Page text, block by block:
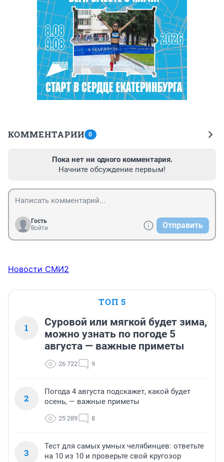
КОММЕНТАРИИ 0
Пока нет ни одного комментария.
Начните обсуждение первым!
Гость
Войти
Отправить
Новости СМИ2
ТОП 5
1
Суровой или мягкой будет зима,
можно узнать по погоде 5
августа — важные приметы
26 722 9
2
Погода 4 августа подскажет, какой будет
осень, — важные приметы
25 289 8
3
Тест для самых умных челябинцев: ответьте
на 10 из 10 и проверьте свой кругозор